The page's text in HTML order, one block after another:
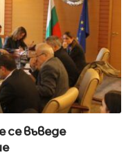
се въведе